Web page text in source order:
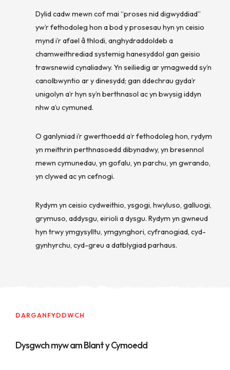
Dylid cadw mewn cof mai “proses nid digwyddiad”
yw’r fethodoleg hon a bod y prosesau hyn yn ceisio
mynd i’r afael â thlodi, anghydraddoldeb a
chamweithrediad systemig hanesyddol gan geisio
trawsnewid cynaliadwy. Yn seiliedig ar ymagwedd sy’n
canolbwyntio ar y dinesydd; gan ddechrau gyda’r
unigolyn a’r hyn sy’n berthnasol ac yn bwysig iddyn
nhw a’u cymuned.
O ganlyniad i’r gwerthoedd a’r fethodoleg hon, rydym
yn meithrin perthnasoedd dibynadwy, yn bresennol
mewn cymunedau, yn gofalu, yn parchu, yn gwrando,
yn clywed ac yn cefnogi.
Rydym yn ceisio cydweithio, ysgogi, hwyluso, galluogi,
grymuso, addysgu, eirioli a dysgu. Rydym yn gwneud
hyn trwy ymgysylltu, ymgynghori, cyfranogiad, cyd-
gynhyrchu, cyd-greu a datblygiad parhaus.
DARGANFYDDWCH
Dysgwch myw am Blant y Cymoedd